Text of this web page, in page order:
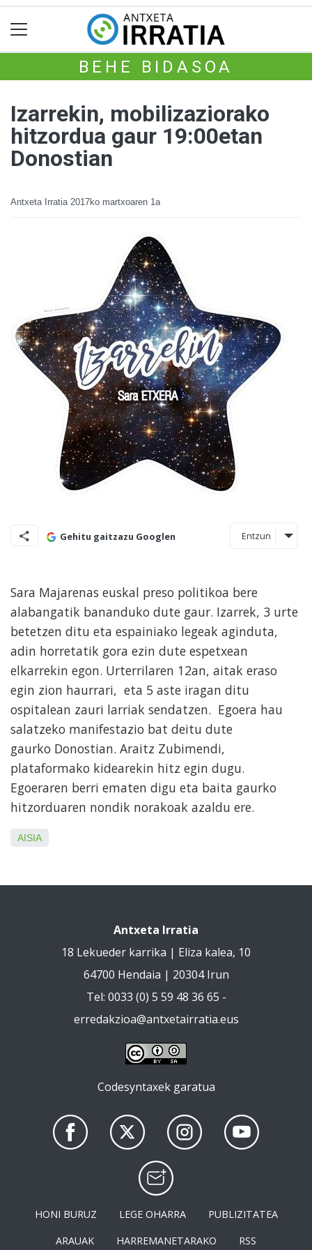
BEHE BIDASOA
Izarrekin, mobilizaziorako
hitzordua gaur 19:00etan
Donostian
Antxeta Irratia 2017ko martxoaren 1a
Gehitu gaitzazu Googlen Entzun
Sara Majarenas euskal preso politikoa bere
alabangatik bananduko dute gaur. Izarrek, 3 urte
betetzen ditu eta espainiako legeak aginduta,
adin horretatik gora ezin dute espetxean
elkarrekin egon. Urterrilaren 12an, aitak eraso
egin zion haurrari, eta 5 aste iragan ditu
ospitalean zauri larriak sendatzen. Egoera hau
salatzeko manifestazio bat deitu dute
gaurko Donostian. Araitz Zubimendi,
plataformako kidearekin hitz egin dugu.
Egoeraren berri ematen digu eta baita gaurko
hitzorduaren nondik norakoak azaldu ere.
AISIA
Antxeta Irratia
18 Lekueder karrika | Eliza kalea, 10
64700 Hendaia | 20304 Irun
Tel: 0033 (0) 5 59 48 36 65 -
erredakzioa@antxetairratia.eus
Codesyntaxek garatua
HONI BURUZ LEGE OHARRA
PUBLIZITATEA
ARAUAK
HARREMANETARAKO RSS